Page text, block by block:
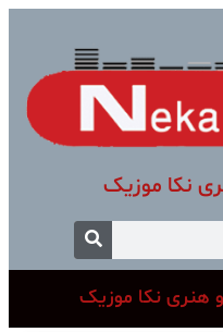
نکا موزیک
هنری نکا موزیک